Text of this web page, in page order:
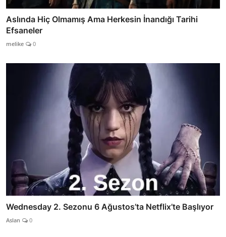
Aslında Hiç Olmamış Ama Herkesin İnandığı Tarihi
Efsaneler
melike 0
Wednesday 2. Sezonu 6 Ağustos’ta Netflix’te Başlıyor
Aslan 0